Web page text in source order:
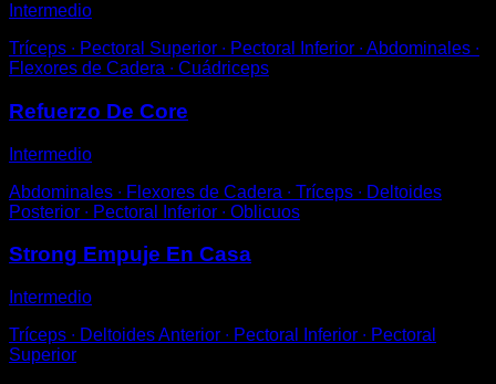
Intermedio
Tríceps ∙ Pectoral Superior ∙ Pectoral Inferior ∙ Abdominales ∙
Flexores de Cadera ∙ Cuádriceps
Refuerzo De Core
Intermedio
Abdominales ∙ Flexores de Cadera ∙ Tríceps ∙ Deltoides
Posterior ∙ Pectoral Inferior ∙ Oblicuos
Strong Empuje En Casa
Intermedio
Tríceps ∙ Deltoides Anterior ∙ Pectoral Inferior ∙ Pectoral
Superior